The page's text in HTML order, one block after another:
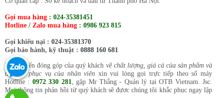
Gọi mua hàng : 024-35381451
Hotline / Zalo mua hàng : 0986 923 815
Gọi khiếu nại : 024-35381370
Gọi bảo hành, kỹ thuật : 0888 160 681
Mọi ý kiến đóng góp của quý khách về chất lượng, giá cả của sản phẩm và
thái độ phục vụ của nhân viên xin vui lòng gọi trực tiếp theo số máy
Hotline : 0972 330 281, gặp Mr Thắng - Quản lý tại OTB Vietnam. Jsc.
Mọi thông tin phản hồi từ quý khách sẽ được chúng tôi khắc phục ngay lập